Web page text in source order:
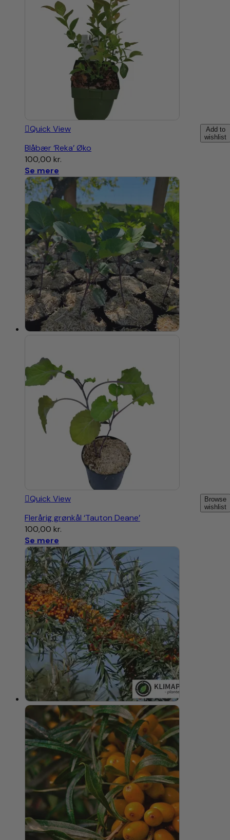
Add to
wishlist
Quick View
Blåbær ‘Reka’ Øko
100,00 kr.
Se mere
Browse
wishlist
Quick View
Flerårig grønkål ‘Tauton Deane’
100,00 kr.
Se mere